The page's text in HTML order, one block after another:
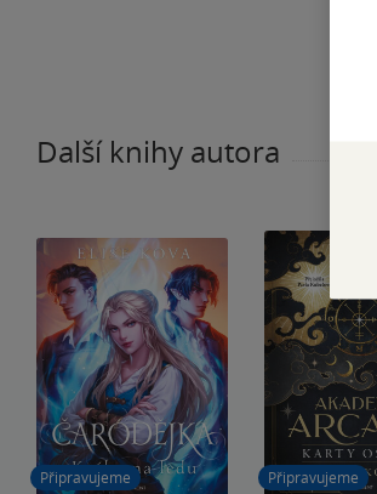
Další knihy autora
Připravujeme Připravujeme